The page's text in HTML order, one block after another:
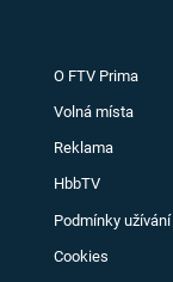
O FTV Prima
Volná místa
Reklama
HbbTV
Podmínky užívání
Cookies